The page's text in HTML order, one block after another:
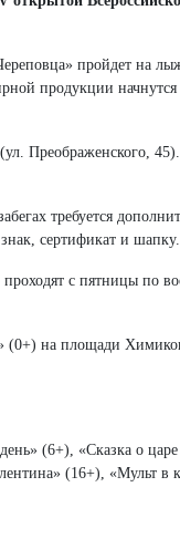
пройдет на
продукции начнутся
Преображенского,
требуется
сертификат и шапку.
с пятницы по
(0+) на площади
(6+), «Сказка о
(16+), «Мульт в